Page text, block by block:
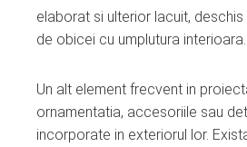
elaborat si ulterior lacuit,
de obicei cu umplutura interioara.
Un alt element frecvent in
ornamentatia, accesoriile sau
incorporate in exteriorul lor.